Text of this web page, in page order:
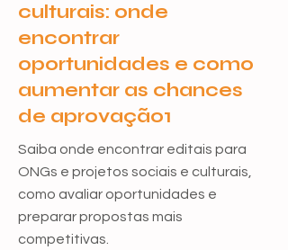
culturais: onde
encontrar
oportunidades e como
aumentar as chances
de aprovação1
Saiba onde encontrar editais para
ONGs e projetos sociais e culturais,
como avaliar oportunidades e
preparar propostas mais
competitivas.